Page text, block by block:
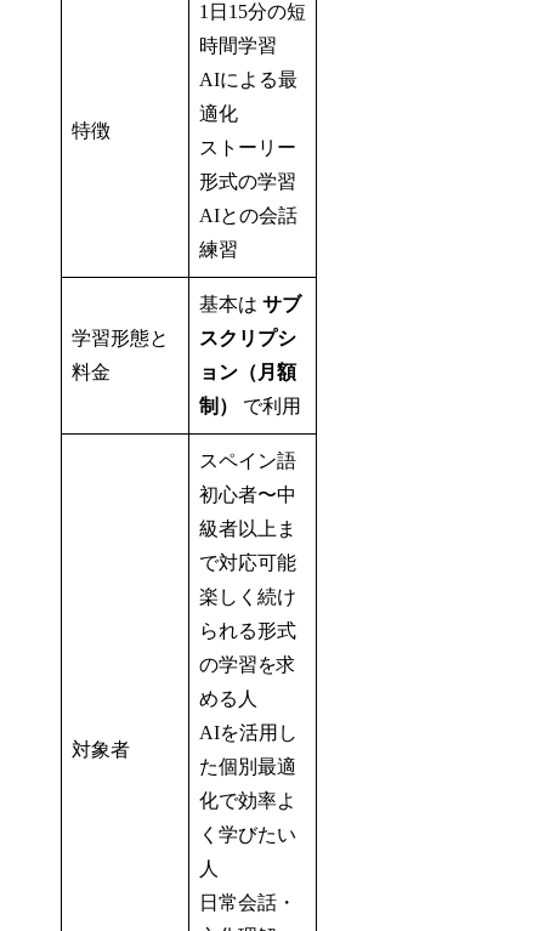
特徴
1日15分の短
時間学習
AIによる最
適化
ストーリー
形式の学習
AIとの会話
練習
学習形態と
料金
基本はサブ
スクリプシ
ョン（月額
制）
で利用
対象者
スペイン語
初心者〜中
級者以上ま
で対応可能
楽しく続け
られる形式
の学習を求
める人
AIを活用し
た個別最適
化で効率よ
く学びたい
人
日常会話・